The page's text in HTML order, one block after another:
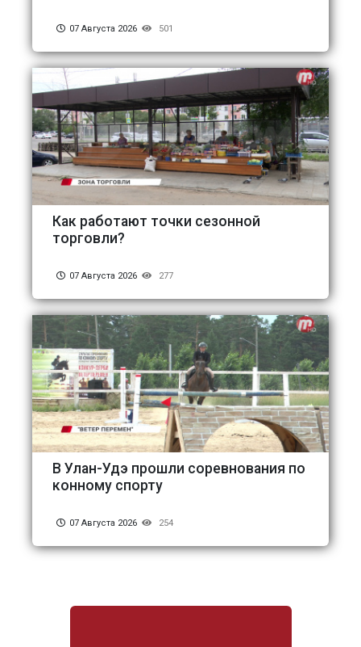
07 Августа 2026 501
Как работают точки сезонной
торговли?
07 Августа 2026 277
В Улан-Удэ прошли соревнования по
конному спорту
07 Августа 2026 254